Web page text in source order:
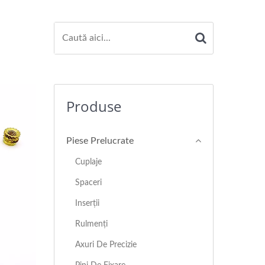
Produse
Piese Prelucrate
Cuplaje
Spaceri
Inserții
Rulmenți
Axuri De Precizie